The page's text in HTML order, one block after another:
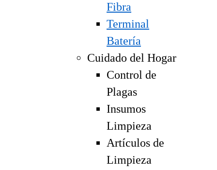
Fibra
Terminal
Batería
Cuidado del Hogar
Control de
Plagas
Insumos
Limpieza
Artículos de
Limpieza